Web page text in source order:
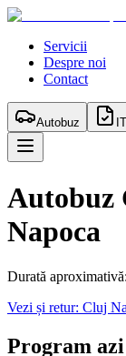
Servicii
Despre noi
Contact
Autobuz
Autobuz
Napoca
Durată aproximativă:
Vezi și retur: Cluj
Program